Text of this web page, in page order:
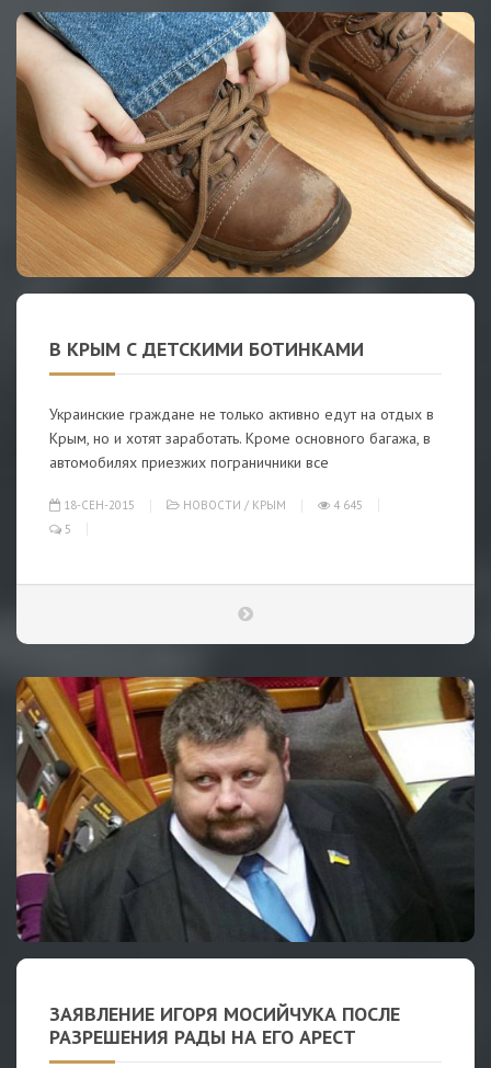
В КРЫМ С ДЕТСКИМИ БОТИНКАМИ
Украинские граждане не только активно едут на отдых в
Крым, но и хотят заработать. Кроме основного багажа, в
автомобилях приезжих пограничники все
18-СЕН-2015 НОВОСТИ / КРЫМ
4 645
5
ЗАЯВЛЕНИЕ ИГОРЯ МОСИЙЧУКА ПОСЛЕ
РАЗРЕШЕНИЯ РАДЫ НА ЕГО АРЕСТ